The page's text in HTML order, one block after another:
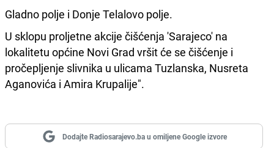
Gladno polje i Donje Telalovo polje.
U sklopu proljetne akcije čišćenja 'Sarajeco' na
lokalitetu općine Novi Grad vršit će se čišćenje i
pročepljenje slivnika u ulicama Tuzlanska, Nusreta
Aganovića i Amira Krupalije".
Dodajte Radiosarajevo.ba u omiljene Google izvore